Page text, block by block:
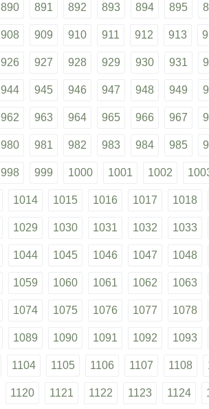
890 891 892 893 894 895
908 909 910 911 912 913
926 927 928 929 930 931
944 945 946 947 948 949
962 963 964 965 966 967
980 981 982 983 984 985
998 999 1000 1001 1002
1014 1015 1016 1017 1018
1029 1030 1031 1032 1033
1044 1045 1046 1047 1048
1059 1060 1061 1062 1063
1074 1075 1076 1077 1078
1089 1090 1091 1092 1093
1104 1105 1106 1107 1108
1120 1121 1122 1123 1124